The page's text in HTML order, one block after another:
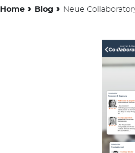
Home › Blog › Neue